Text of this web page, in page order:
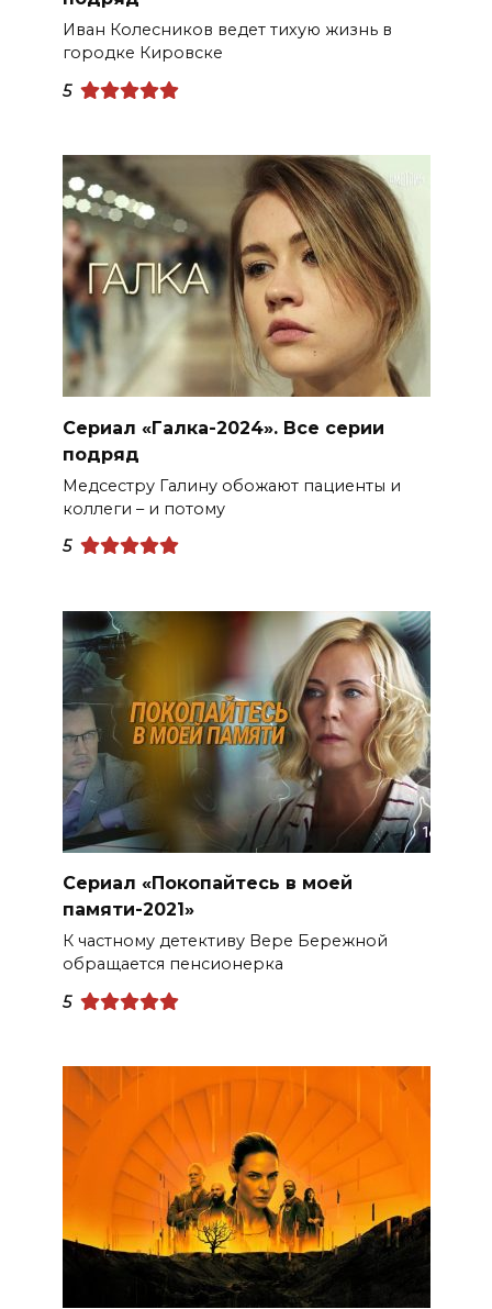
Иван Колесников ведет тихую жизнь в
городке Кировске
5
Сериал «Галка-2024». Все серии
подряд
Медсестру Галину обожают пациенты и
коллеги – и потому
5
Сериал «Покопайтесь в моей
памяти-2021»
К частному детективу Вере Бережной
обращается пенсионерка
5